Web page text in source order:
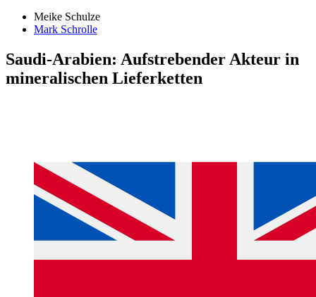
Meike Schulze
Mark Schrolle
Saudi-Arabien: Aufstrebender Akteur in
mineralischen Lieferketten